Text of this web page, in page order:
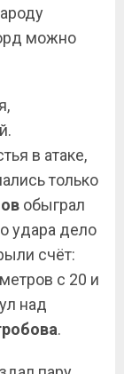
можно
в атаке,
только
обыграл
удара дело
счёт:
с 20 и
над
.